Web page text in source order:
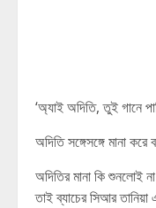
‘অ্যাই অদিতি, তুই গানে
অদিতি সঙ্গেসঙ্গে মানা
অদিতির মানা কি শুনলোই
তাই ব্যাচের সিআর